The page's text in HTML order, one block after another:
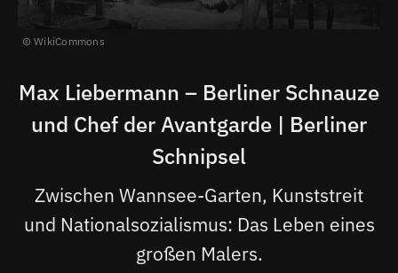
WikiCommons
Max Liebermann – Berliner Schnauze
und Chef der Avantgarde | Berliner
Schnipsel
Zwischen Wannsee-Garten, Kunststreit
und Nationalsozialismus: Das Leben eines
großen Malers.